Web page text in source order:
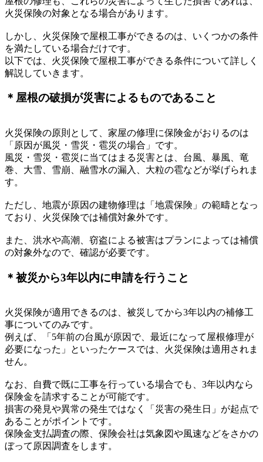
火災保険の対象となる場合があります。
しかし、火災保険で屋根工事ができるのは、いくつかの条件
を満たしている場合だけです。
以下では、火災保険で屋根工事ができる条件について詳しく
解説していきます。
＊屋根の破損が災害によるものであること
火災保険の原則として、家屋の修理に保険金がおりるのは
「原因が風災・雪災・雹災の場合」です。
風災・雪災・雹災に当てはまる災害とは、台風、暴風、竜
巻、大雪、雪崩、融雪水の漏入、大粒の雹などが挙げられま
す。
ただし、地震が原因の建物修理は「地震保険」の範疇となっ
ており、火災保険では補償対象外です。
また、洪水や高潮、窃盗による被害はプランによっては補償
の対象外なので、確認が必要です。
＊被災から3年以内に申請を行うこと
火災保険が適用できるのは、被災してから3年以内の補修工
事についてのみです。
例えば、「5年前の台風が原因で、最近になって屋根修理が
必要になった」といったケースでは、火災保険は適用されま
せん。
なお、自費で既に工事を行っている場合でも、3年以内なら
保険金を請求することが可能です。
損害の発見や異常の発生ではなく「災害の発生日」が起点で
あることがポイントです。
保険金支払調査の際、保険会社は気象図や風速などをさかの
ぼって原因調査をします。